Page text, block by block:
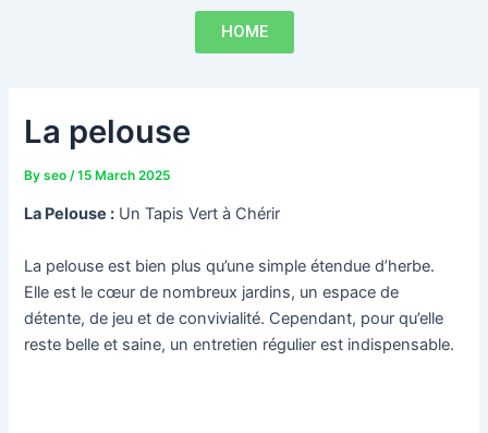
HOME
La pelouse
Byseo /15 March 2025
La Pelouse : Un Tapis Vert à Chérir
La pelouse est bien plus qu’une simple étendue d’herbe.
Elle est le cœur de nombreux jardins, un espace de
détente, de jeu et de convivialité. Cependant, pour qu’elle
reste belle et saine, un entretien régulier est indispensable.